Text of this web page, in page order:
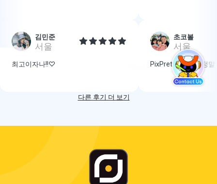
김민준
서울
최고이자나!!♡
초코볼
서울
PixPretty 기능이 정말
다른 후기 더 보기